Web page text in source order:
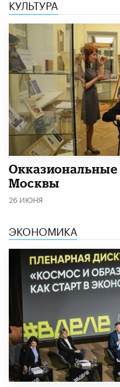
КУЛЬТУРА
Москвы
26 ИЮНЯ
ЭКОНОМИКА